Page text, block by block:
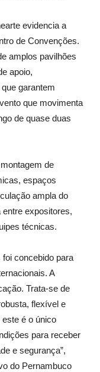
evidencia a
de Convenções.
amplos pavilhões
apoio,
garantem
que movimenta
de quase duas
de
espaços
ampla do
entre expositores,
técnicas.
concebido para
A
Trata-se de
flexível e
é o único
para receber
e segurança”,
do Pernambuco